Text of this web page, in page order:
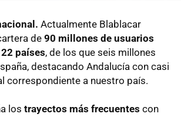
Actualmente Blablacar
de 90 millones de usuarios
22 países, de los que seis millones
destacando Andalucía con casi
correspondiente a nuestro país.
los trayectos más frecuentes con